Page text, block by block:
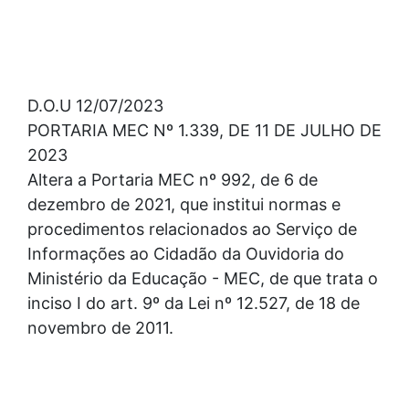
D.O.U 12/07/2023
PORTARIA MEC Nº 1.339, DE 11 DE JULHO DE
2023
Altera a Portaria MEC nº 992, de 6 de
dezembro de 2021, que institui normas e
procedimentos relacionados ao Serviço de
Informações ao Cidadão da Ouvidoria do
Ministério da Educação - MEC, de que trata o
inciso I do art. 9º da Lei nº 12.527, de 18 de
novembro de 2011.